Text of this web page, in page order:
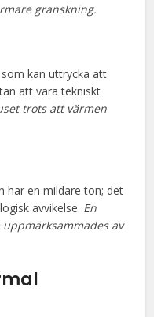
granskning.
kan uttrycka att
att vara tekniskt
trots att värmen
har en mildare ton; det
avvikelse. En
av